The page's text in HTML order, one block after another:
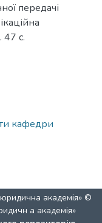
передачі
47 с.
кафедри
академія» ©
а академія»